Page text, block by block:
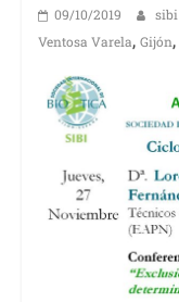
09/10/2019 sibi
Ventosa Varela, Gijón,